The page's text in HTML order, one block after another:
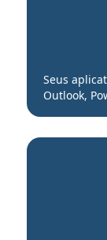
Seus
Outlook,